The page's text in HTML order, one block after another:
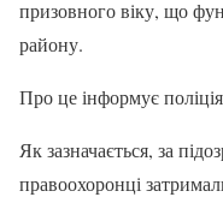
призовного віку, що
району.
Про це інформує поліція
Як зазначається, за
правоохоронці